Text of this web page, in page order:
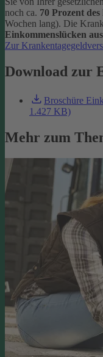
noch ca. 70 Prozent
Wochen lang). Die
Einkommenslücken
Zur
Download zur
Broschüre
1.427 KB)
Mehr zum